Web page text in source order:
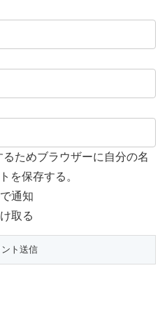
ためブラウザーに自分の名
を保存する。
通知
取る